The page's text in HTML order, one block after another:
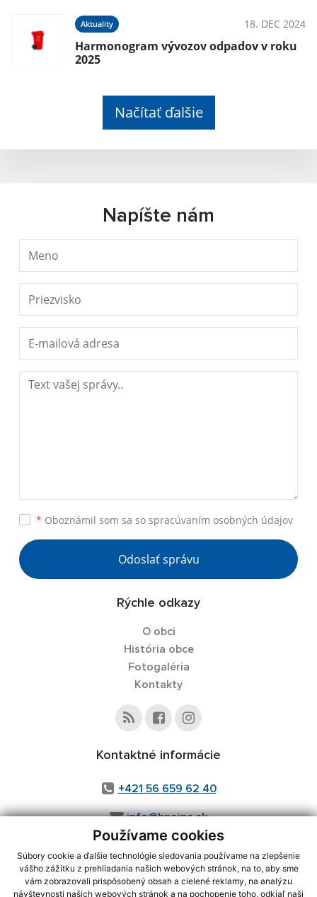
Používame cookies
Súbory cookie a ďalšie technológie sledovania používame na zlepšenie
vášho zážitku z prehliadania našich webových stránok, na to, aby sme
vám zobrazovali prispôsobený obsah a cielené reklamy, na analýzu
návštevnosti našich webových stránok a na pochopenie toho, odkiaľ naši
Aktuality 18. DEC 2024
Harmonogram vývozov odpadov v roku
2025
Načítať ďalšie
Napíšte nám
* Oboznámil som sa so spracúvaním osobných údajov
Odoslať správu
Rýchle odkazy
O obci
História obce
Fotogaléria
Kontakty
Kontaktné informácie
+421 56 659 62 40
info@hnojne.sk
využite možnosť získavania aktuálnych informácií s využitím RSS